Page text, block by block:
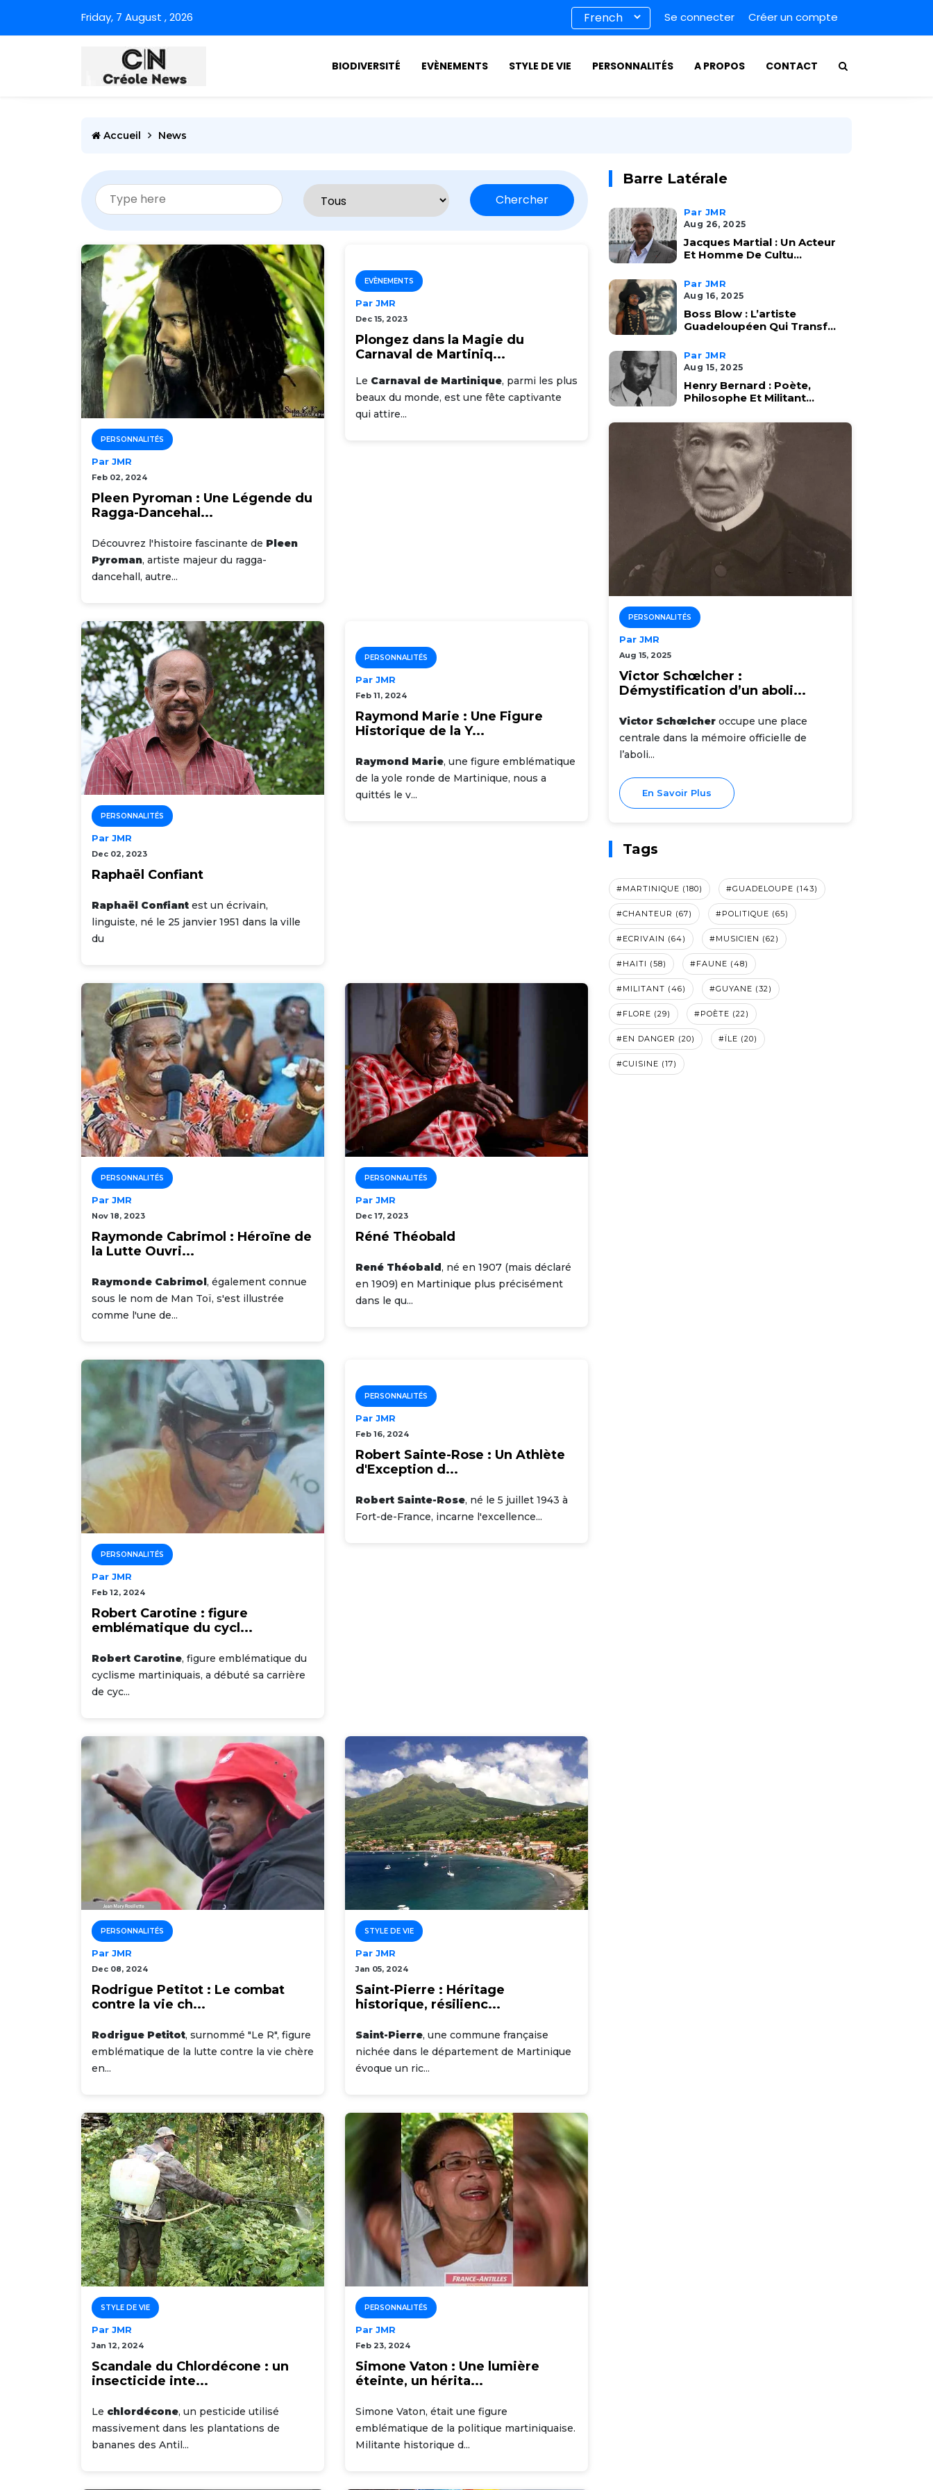
Friday, 7 August , 2026 Se connecter Créer un compte
BIODIVERSITÉ EVÈNEMENTS STYLE DE VIE PERSONNALITÉS A PROPOS CONTACT
Accueil News
Chercher
PERSONNALITÉS
Par JMR
Feb 02, 2024
Pleen Pyroman : Une Légende du
Ragga-Dancehal...
Découvrez l'histoire fascinante de Pleen
Pyroman, artiste majeur du ragga-
dancehall, autre...
EVÈNEMENTS
Par JMR
Dec 15, 2023
Plongez dans la Magie du
Carnaval de Martiniq...
Le Carnaval de Martinique, parmi les plus
beaux du monde, est une fête captivante
qui attire...
PERSONNALITÉS
Par JMR
Dec 02, 2023
Raphaël Confiant
Raphaël Confiant est un écrivain,
linguiste, né le 25 janvier 1951 dans la ville
du
PERSONNALITÉS
Par JMR
Feb 11, 2024
Raymond Marie : Une Figure
Historique de la Y...
Raymond Marie, une figure emblématique
de la yole ronde de Martinique, nous a
quittés le v...
PERSONNALITÉS
Par JMR
Nov 18, 2023
Raymonde Cabrimol : Héroïne de
la Lutte Ouvri...
Raymonde Cabrimol, également connue
sous le nom de Man Toï, s'est illustrée
comme l'une de...
PERSONNALITÉS
Par JMR
Dec 17, 2023
Réné Théobald
René Théobald, né en 1907 (mais déclaré
en 1909) en Martinique plus précisément
dans le qu...
PERSONNALITÉS
Par JMR
Feb 12, 2024
Robert Carotine : figure
emblématique du cycl...
Robert Carotine, figure emblématique du
cyclisme martiniquais, a débuté sa carrière
de cyc...
PERSONNALITÉS
Par JMR
Feb 16, 2024
Robert Sainte-Rose : Un Athlète
d'Exception d...
Robert Sainte-Rose, né le 5 juillet 1943 à
Fort-de-France, incarne l'excellence...
PERSONNALITÉS
Par JMR
Dec 08, 2024
Rodrigue Petitot : Le combat
contre la vie ch...
Rodrigue Petitot, surnommé "Le R", figure
emblématique de la lutte contre la vie chère
en...
STYLE DE VIE
Par JMR
Jan 05, 2024
Saint-Pierre : Héritage
historique, résilienc...
Saint-Pierre, une commune française
nichée dans le département de Martinique
évoque un ric...
STYLE DE VIE
Par JMR
Jan 12, 2024
Scandale du Chlordécone : un
insecticide inte...
Le chlordécone, un pesticide utilisé
massivement dans les plantations de
bananes des Antil...
PERSONNALITÉS
Par JMR
Feb 23, 2024
Simone Vaton : Une lumière
éteinte, un hérita...
Simone Vaton, était une figure
emblématique de la politique martiniquaise.
Militante historique d...
Barre Latérale
Par JMR
Aug 26, 2025
Jacques Martial : Un Acteur
Et Homme De Cultu...
Par JMR
Aug 16, 2025
Boss Blow : L’artiste
Guadeloupéen Qui Transf...
Par JMR
Aug 15, 2025
Henry Bernard : Poète,
Philosophe Et Militant...
PERSONNALITÉS
Par JMR
Aug 15, 2025
Victor Schœlcher :
Démystification d’un aboli...
Victor Schœlcher occupe une place
centrale dans la mémoire officielle de
l’aboli...
En Savoir Plus
Tags
#MARTINIQUE (180) #GUADELOUPE (143)
#CHANTEUR (67) #POLITIQUE (65)
#ECRIVAIN (64) #MUSICIEN (62)
#HAITI (58) #FAUNE (48)
#MILITANT (46) #GUYANE (32)
#FLORE (29) #POÈTE (22)
#EN DANGER (20) #ÏLE (20)
#CUISINE (17)